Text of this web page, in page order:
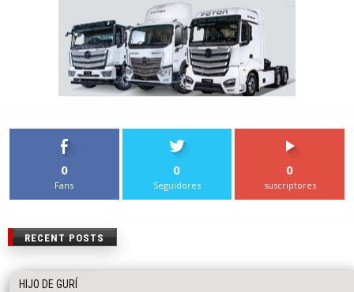
0
Fans
0
Seguidores
0
suscriptores
RECENT POSTS
HIJO DE GURÍ